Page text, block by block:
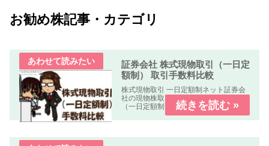
お勧め株記事・カテゴリ
証券会社 株式現物取引（一日定
額制） 取引手数料比較
株式現物取引 一日定額制ネット証券会
社の現物株取引の「株式手数料比較表
（一日定額制）」を作成しました。何
れの業者も「パソコン、スマートフォ